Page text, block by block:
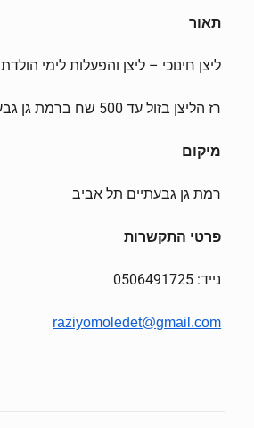
תאור
ליצן חינוכי – ליצן והפעלות לימי הולדת
רז הליצן בזול עד 500 שח ברמת גן גבעתיים
מיקום
רמת גן גבעתיים תל אביב
פרטי התקשרות
נייד: 0506491725
raziyomoledet@gmail.com